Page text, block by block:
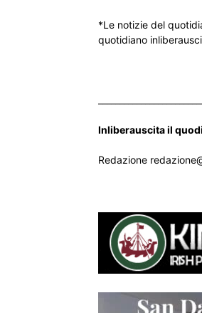
*Le notizie del
quotidiano
Inliberauscita il
Redazione